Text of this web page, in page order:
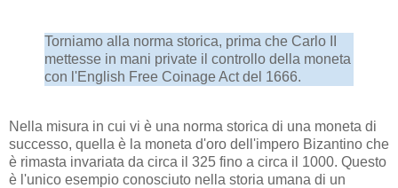
Torniamo alla norma storica, prima che Carlo II
mettesse in mani private il controllo della moneta
con l'English Free Coinage Act del 1666.
Nella misura in cui vi è una norma storica di una moneta di
successo, quella è la moneta d'oro dell'impero Bizantino che
è rimasta invariata da circa il 325 fino a circa il 1000. Questo
è l'unico esempio conosciuto nella storia umana di un